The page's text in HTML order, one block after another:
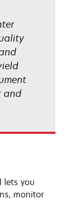
and
lets you
monitor